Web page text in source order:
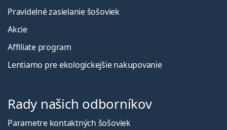
Pravidelné zasielanie šošoviek
Akcie
Affiliate program
Lentiamo pre ekologickejšie nakupovanie
Rady našich odborníkov
Parametre kontaktných šošoviek